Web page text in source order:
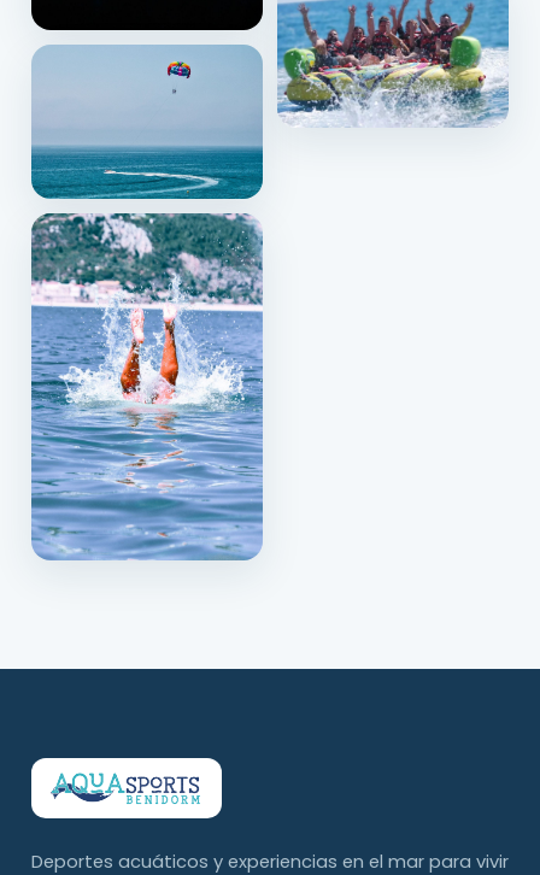
Deportes acuáticos y experiencias en el mar para vivir